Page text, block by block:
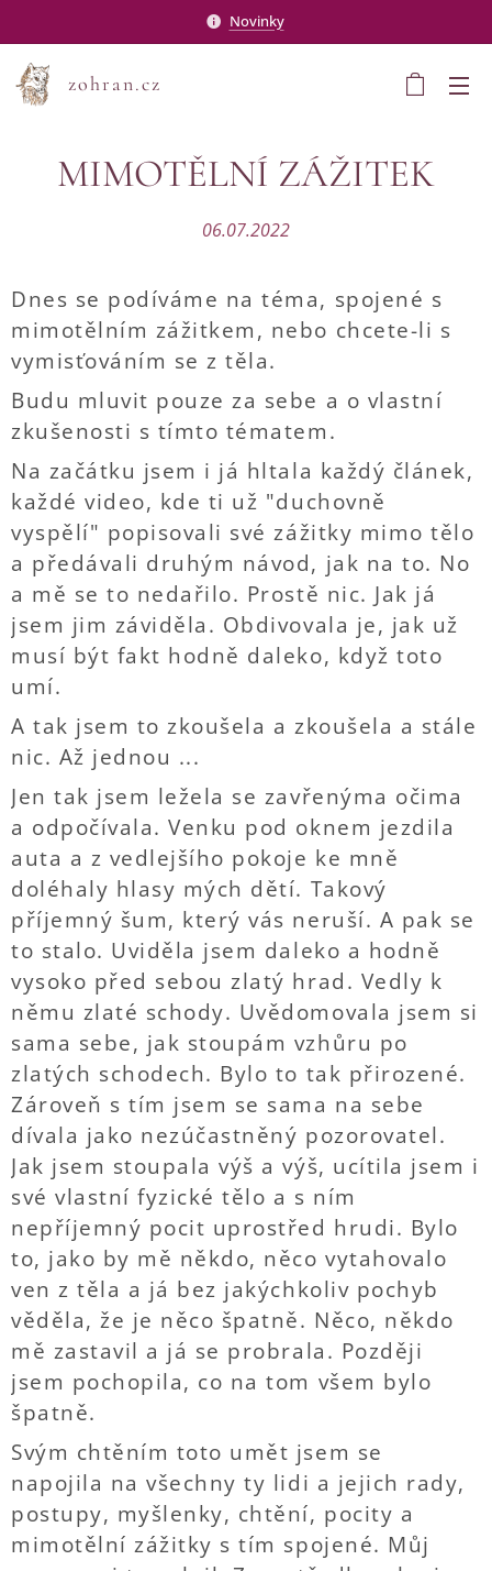
Novinky
zohran.cz
MIMOTĚLNÍ ZÁŽITEK
06.07.2022
Dnes se podíváme na téma, spojené s
mimotělním zážitkem, nebo chcete-li s
vymisťováním se z těla.
Budu mluvit pouze za sebe a o vlastní
zkušenosti s tímto tématem.
Na začátku jsem i já hltala každý článek,
každé video, kde ti už "duchovně
vyspělí" popisovali své zážitky mimo tělo
a předávali druhým návod, jak na to. No
a mě se to nedařilo. Prostě nic. Jak já
jsem jim záviděla. Obdivovala je, jak už
musí být fakt hodně daleko, když toto
umí.
A tak jsem to zkoušela a zkoušela a stále
nic. Až jednou ...
Jen tak jsem ležela se zavřenýma očima
a odpočívala. Venku pod oknem jezdila
auta a z vedlejšího pokoje ke mně
doléhaly hlasy mých dětí. Takový
příjemný šum, který vás neruší. A pak se
to stalo. Uviděla jsem daleko a hodně
vysoko před sebou zlatý hrad. Vedly k
němu zlaté schody. Uvědomovala jsem si
sama sebe, jak stoupám vzhůru po
zlatých schodech. Bylo to tak přirozené.
Zároveň s tím jsem se sama na sebe
dívala jako nezúčastněný pozorovatel.
Jak jsem stoupala výš a výš, ucítila jsem i
své vlastní fyzické tělo a s ním
nepříjemný pocit uprostřed hrudi. Bylo
to, jako by mě někdo, něco vytahovalo
ven z těla a já bez jakýchkoliv pochyb
věděla, že je něco špatně. Něco, někdo
mě zastavil a já se probrala. Později
jsem pochopila, co na tom všem bylo
špatně.
Svým chtěním toto umět jsem se
napojila na všechny ty lidi a jejich rady,
postupy, myšlenky, chtění, pocity a
mimotělní zážitky s tím spojené. Můj